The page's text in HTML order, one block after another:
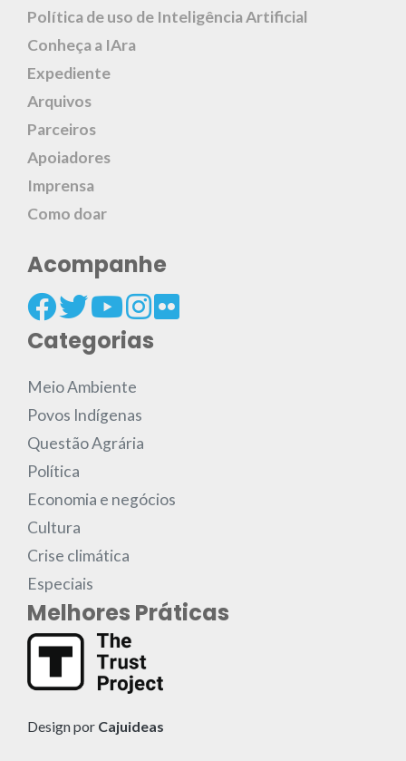
Política de uso de Inteligência Artificial
Conheça a IAra
Expediente
Arquivos
Parceiros
Apoiadores
Imprensa
Como doar
Acompanhe
Categorias
Meio Ambiente
Povos Indígenas
Questão Agrária
Política
Economia e negócios
Cultura
Crise climática
Especiais
Melhores Práticas
Design por Cajuideas